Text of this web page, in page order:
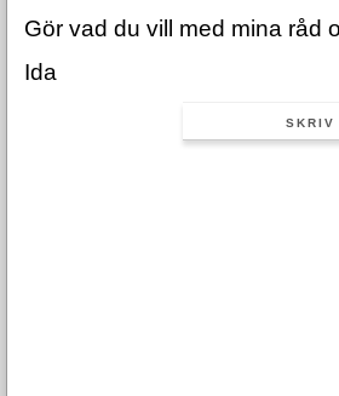
Gör vad du vill med mina råd
Ida
SKRIV